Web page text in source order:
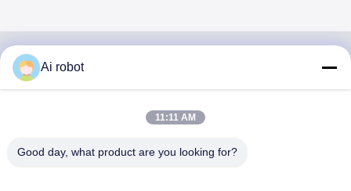
VIVI DENTAI
LABORATORY
Ai robot
11:11 AM
Good day, what product are you looking for?